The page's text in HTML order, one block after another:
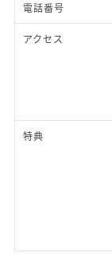
電話番号
アクセス
特典